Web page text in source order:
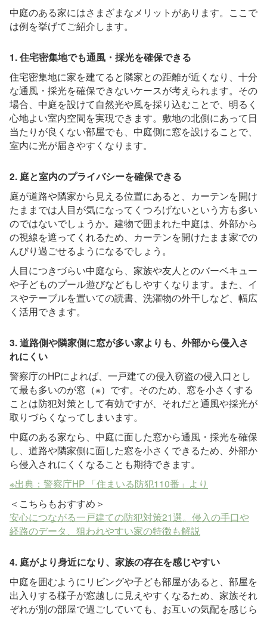
中庭のある家にはさまざまなメリットがあります。ここで
は例を挙げてご紹介します。
1. 住宅密集地でも通風・採光を確保できる
住宅密集地に家を建てると隣家との距離が近くなり、十分
な通風・採光を確保できないケースが考えられます。その
場合、中庭を設けて自然光や風を採り込むことで、明るく
心地よい室内空間を実現できます。敷地の北側にあって日
当たりが良くない部屋でも、中庭側に窓を設けることで、
室内に光が届きやすくなります。
2. 庭と室内のプライバシーを確保できる
庭が道路や隣家から見える位置にあると、カーテンを開け
たままでは人目が気になってくつろげないという方も多い
のではないでしょうか。建物で囲まれた中庭は、外部から
の視線を遮ってくれるため、カーテンを開けたまま家での
んびり過ごせるようになるでしょう。
人目につきづらい中庭なら、家族や友人とのバーベキュー
や子どものプール遊びなどもしやすくなります。また、イ
スやテーブルを置いての読書、洗濯物の外干しなど、幅広
く活用できます。
3. 道路側や隣家側に窓が多い家よりも、外部から侵入さ
れにくい
警察庁のHPによれば、一戸建ての侵入窃盗の侵入口とし
て最も多いのが窓（※）です。そのため、窓を小さくする
ことは防犯対策として有効ですが、それだと通風や採光が
取りづらくなってしまいます。
中庭のある家なら、中庭に面した窓から通風・採光を確保
し、道路や隣家側に面した窓を小さくできるため、外部か
ら侵入されにくくなることも期待できます。
※出典：警察庁HP 「住まいる防犯110番」より
＜こちらもおすすめ＞
安心につながる一戸建ての防犯対策21選。侵入の手口や
経路のデータ、狙われやすい家の特徴も解説
4. 庭がより身近になり、家族の存在を感じやすい
中庭を囲むようにリビングや子ども部屋があると、部屋を
出入りする様子が窓越しに見えやすくなるため、家族それ
ぞれが別の部屋で過ごしていても、お互いの気配を感じら